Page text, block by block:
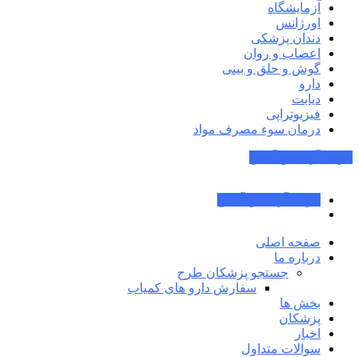
آزمایشگاه
اورژانس
دندان پزشکی
اعصاب و روان
گوش و حلق و بینی
دارو
دیابت
فیزیوتراپی
درمان سوء مصرف مواد
صفحه اصلی
درباره ما
جستجو پزشکان طرح
سفارش دارو های کمیاب
بخش ها
پزشکان
اخبار
سوالات متداول